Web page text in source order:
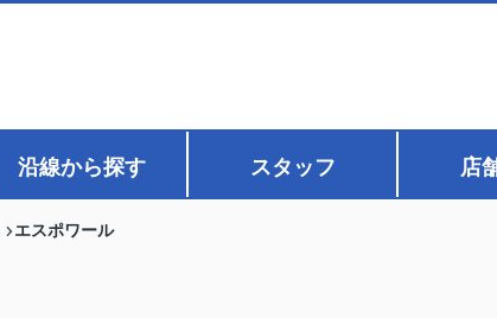
沿線から探す スタッフ 店
エスポワール